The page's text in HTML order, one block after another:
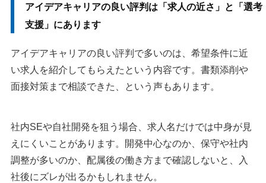
アイデアキャリアの良い評判は「求人の近さ」と「選考
支援」にあります
アイデアキャリアの良い評判で多いのは、希望条件に近
い求人を紹介してもらえたという内容です。書類添削や
面接対策まで相談できた、という声もあります。
社内SEや自社開発を狙う場合、求人名だけでは中身が見
えにくいことがあります。開発中心なのか、保守や社内
調整が多いのか、配属後の働き方まで確認しないと、入
社後にズレが出るかもしれません。